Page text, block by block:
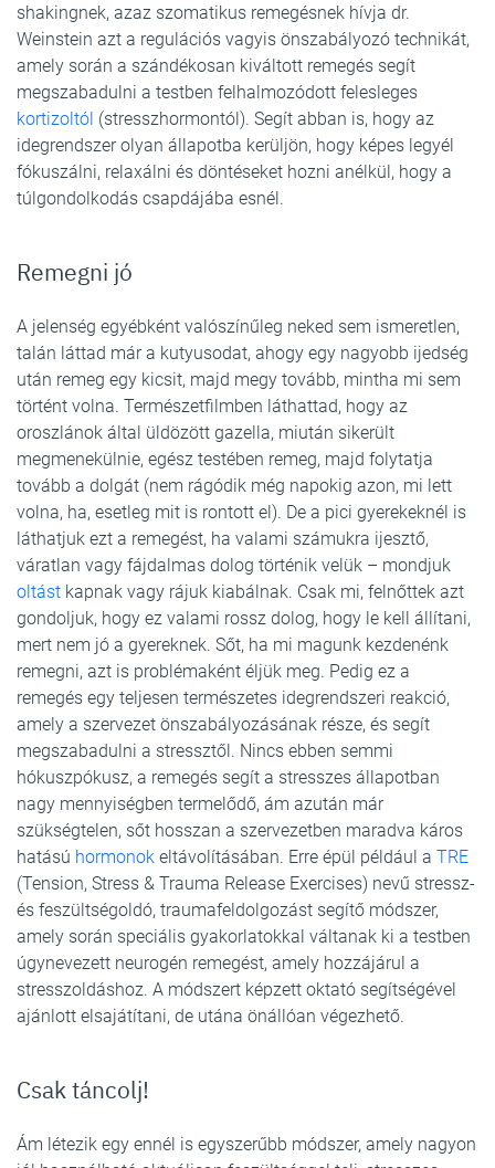
shakingnek, azaz szomatikus remegésnek hívja dr.
Weinstein azt a regulációs vagyis önszabályozó technikát,
amely során a szándékosan kiváltott remegés segít
megszabadulni a testben felhalmozódott felesleges
kortizoltól (stresszhormontól). Segít abban is, hogy az
idegrendszer olyan állapotba kerüljön, hogy képes legyél
fókuszálni, relaxálni és döntéseket hozni anélkül, hogy a
túlgondolkodás csapdájába esnél.
Remegni jó
A jelenség egyébként valószínűleg neked sem ismeretlen,
talán láttad már a kutyusodat, ahogy egy nagyobb ijedség
után remeg egy kicsit, majd megy tovább, mintha mi sem
történt volna. Természetfilmben láthattad, hogy az
oroszlánok által üldözött gazella, miután sikerült
megmenekülnie, egész testében remeg, majd folytatja
tovább a dolgát (nem rágódik még napokig azon, mi lett
volna, ha, esetleg mit is rontott el). De a pici gyerekeknél is
láthatjuk ezt a remegést, ha valami számukra ijesztő,
váratlan vagy fájdalmas dolog történik velük – mondjuk
oltást kapnak vagy rájuk kiabálnak. Csak mi, felnőttek azt
gondoljuk, hogy ez valami rossz dolog, hogy le kell állítani,
mert nem jó a gyereknek. Sőt, ha mi magunk kezdenénk
remegni, azt is problémaként éljük meg. Pedig ez a
remegés egy teljesen természetes idegrendszeri reakció,
amely a szervezet önszabályozásának része, és segít
megszabadulni a stressztől. Nincs ebben semmi
hókuszpókusz, a remegés segít a stresszes állapotban
nagy mennyiségben termelődő, ám azután már
szükségtelen, sőt hosszan a szervezetben maradva káros
hatású hormonok eltávolításában. Erre épül például a TRE
(Tension, Stress & Trauma Release Exercises) nevű stressz-
és feszültségoldó, traumafeldolgozást segítő módszer,
amely során speciális gyakorlatokkal váltanak ki a testben
úgynevezett neurogén remegést, amely hozzájárul a
stresszoldáshoz. A módszert képzett oktató segítségével
ajánlott elsajátítani, de utána önállóan végezhető.
Csak táncolj!
Ám létezik egy ennél is egyszerűbb módszer, amely nagyon